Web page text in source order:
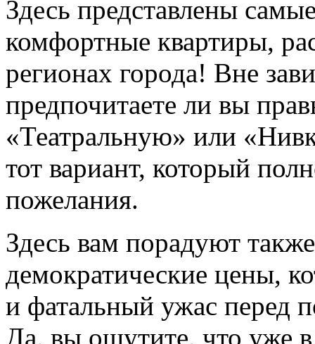
Здесь представлены
комфортные квартиры,
регионах города! Вне
предпочитаете ли вы
«Театральную» или
тот вариант, который
пожелания.
Здесь вам порадуют
демократические цены,
и фатальный ужас перед
Да, вы ощутите, что уже